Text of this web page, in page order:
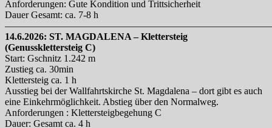
Anforderungen: Gute Kondition und Trittsicherheit
Dauer Gesamt: ca. 7-8 h
14.6.2026: ST. MAGDALENA – Klettersteig
(Genussklettersteig C)
Start: Gschnitz 1.242 m
Zustieg ca. 30min
Klettersteig ca. 1 h
Ausstieg bei der Wallfahrtskirche St. Magdalena – dort gibt es auch
eine Einkehrmöglichkeit. Abstieg über den Normalweg.
Anforderungen : Klettersteigbegehung C
Dauer: Gesamt ca. 4 h